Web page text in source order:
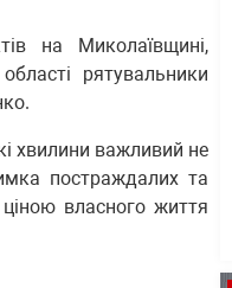
на Миколаївщині,
рятувальники
хвилини важливий не
постраждалих та
власного життя